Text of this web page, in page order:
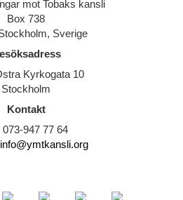
mot Tobaks kansli
Box 738
Sverige
Kyrkogata 10
Stockholm
Kontakt
073-947 77 64
info@ymtkansli.org